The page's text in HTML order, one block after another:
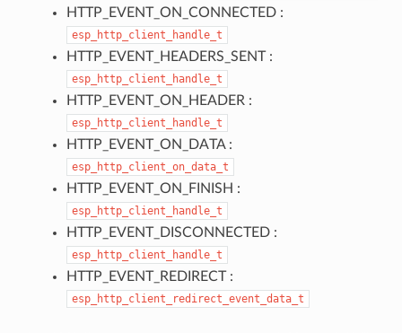
HTTP_EVENT_ON_CONNECTED :
esp_http_client_handle_t
HTTP_EVENT_HEADERS_SENT :
esp_http_client_handle_t
HTTP_EVENT_ON_HEADER :
esp_http_client_handle_t
HTTP_EVENT_ON_DATA :
esp_http_client_on_data_t
HTTP_EVENT_ON_FINISH :
esp_http_client_handle_t
HTTP_EVENT_DISCONNECTED :
esp_http_client_handle_t
HTTP_EVENT_REDIRECT :
esp_http_client_redirect_event_data_t